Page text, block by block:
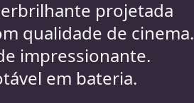
projetada
qualidade de cinema.
impressionante.
em bateria.